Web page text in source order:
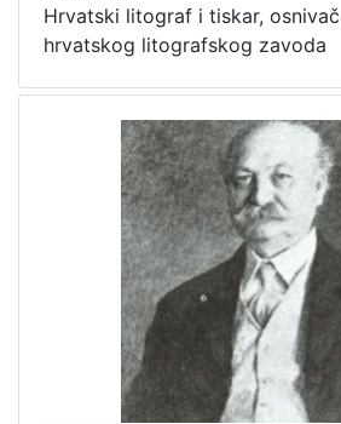
Hrvatski litograf i tiskar,
hrvatskog litografskog zavoda